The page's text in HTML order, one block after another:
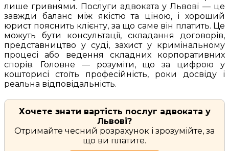
лише гривнями. Послуги адвоката у Львові — це
завжди баланс між якістю та ціною, і хороший
юрист пояснить клієнту, за що саме він платить. Це
можуть бути консультації, складання договорів,
представництво у суді, захист у кримінальному
процесі або ведення складних корпоративних
спорів. Головне — розуміти, що за цифрою у
кошторисі стоїть професійність, роки досвіду і
реальна відповідальність.
Хочете знати вартість послуг адвоката у
Львові?
Отримайте чесний розрахунок і зрозумійте, за
що ви платите.